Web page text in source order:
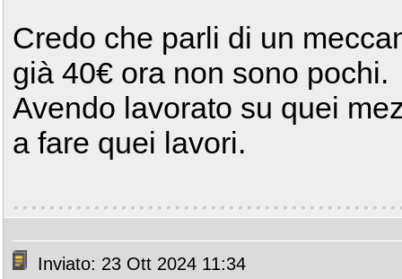
Credo che parli di un
già 40€ ora non sono pochi.
Avendo lavorato su quei
a fare quei lavori.
Inviato: 23 Ott 2024 11:34